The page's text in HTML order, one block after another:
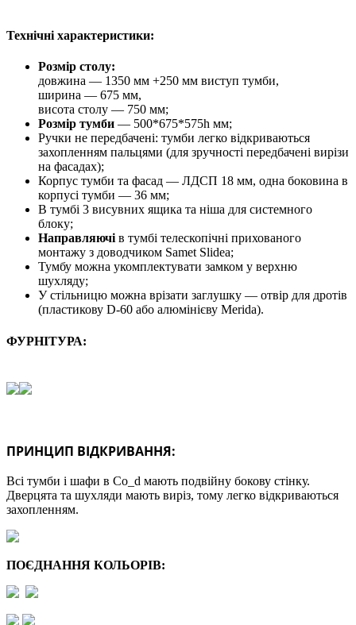
Технічні характеристики:
Розмір столу:
довжина — 1350 мм +250 мм виступ тумби,
ширина — 675 мм,
висота столу — 750 мм;
Розмір тумби — 500*675*575h мм;
Ручки не передбачені: тумби легко відкриваються
захопленням пальцями (для зручності передбачені вирізи
на фасадах);
Корпус тумби та фасад — ЛДСП 18 мм, одна боковина в
корпусі тумби — 36 мм;
В тумбі 3 висувних ящика та ніша для системного
блоку;
Направляючів тумбі телескопічні прихованого
монтажу з доводчиком Samet Slidea;
Тумбу можна укомплектувати замком у верхню
шухляду;
У стільницю можна врізати заглушку — отвір для дротів
(пластикову D-60 або алюмінієву Merida).
ФУРНІТУРА:
ПРИНЦИП ВІДКРИВАННЯ:
Всі тумби і шафи в Co_d мають подвійну бокову стінку.
Дверцята та шухляди мають виріз, тому легко відкриваються
захопленням.
ПОЄДНАННЯ КОЛЬОРІВ: